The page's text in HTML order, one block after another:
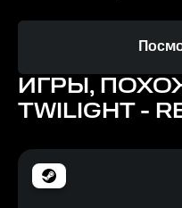
2.4 ГГц Intel Core 2 Duo
Память
4 ГБ
Место на диске
5 ГБ
ИГРЫ,
TWILIGHT -